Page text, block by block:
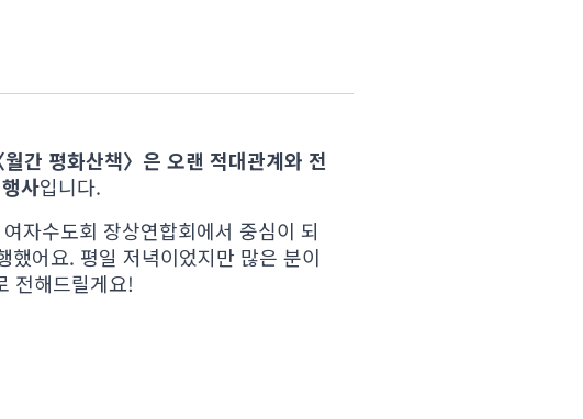
월간 평화산책〉은 오랜 적대관계와 전
사입니다.
자수도회 장상연합회에서 중심이 되
어요. 평일 저녁이었지만 많은 분이
전해드릴게요!